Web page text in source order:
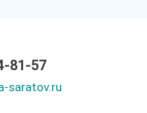
81-57
saratov.ru